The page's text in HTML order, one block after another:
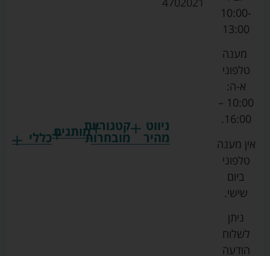
ניווט
מהיר
קטגוריות
מובחרותמותגים
גרקו
כללי
10:00-
13:00
מענה
טלפוני
א-ה:
10:00 –
16:00.
אין מענה
טלפוני
ביום
שישי.
ניתן
לשלוח
הודעה